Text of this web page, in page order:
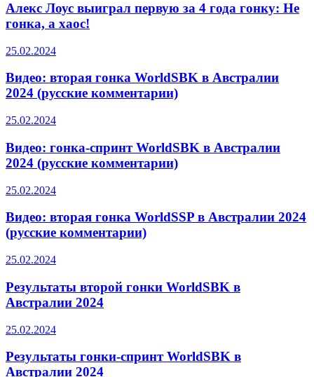
Алекс Лоус выиграл первую за 4 года гонку: Не
гонка, а хаос!
25.02.2024
Видео: вторая гонка WorldSBK в Австралии
2024 (русские комментарии)
25.02.2024
Видео: гонка-спринт WorldSBK в Австралии
2024 (русские комментарии)
25.02.2024
Видео: вторая гонка WorldSSP в Австралии 2024
(русские комментарии)
25.02.2024
Результаты второй гонки WorldSBK в
Австралии 2024
25.02.2024
Результаты гонки-спринт WorldSBK в
Австралии 2024